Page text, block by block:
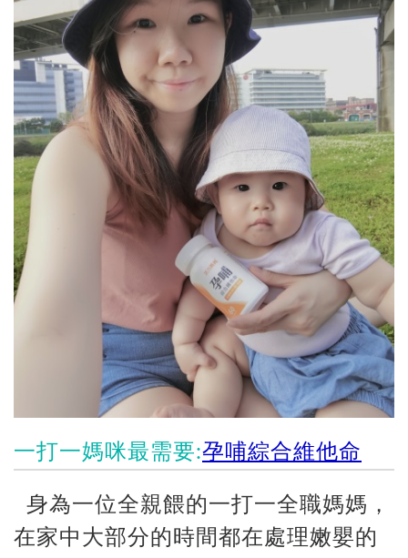
一打一媽咪最需要:孕哺綜合維他命
身為一位全親餵的一打一全職媽媽，
在家中大部分的時間都在處理嫩嬰的